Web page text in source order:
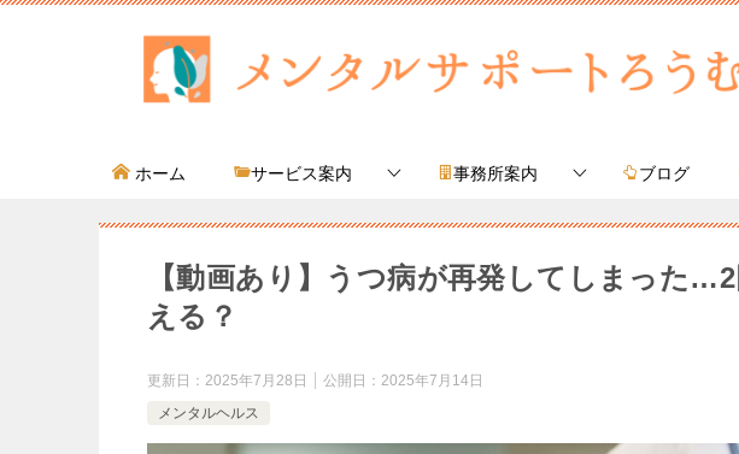
ホーム サービス案内 事務所案内 ブログ
【動画あり】うつ病が再発してしまった
える？
更新日： 2025年7月28日 公開日： 2025年7月14日
メンタルヘルス